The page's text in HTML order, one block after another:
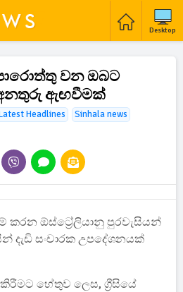
Desktop
වන ඔබට
ඇඟවීමක්
Headlines
Sinhala news
කරන ඕස්ට්‍රේලියානු පුරවැසියන්
දැඩි සංචාරක උපදේශනයක්
හේතුව ලෙස, ග්‍රීසියේ